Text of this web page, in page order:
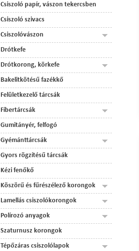
Csiszoló papír, vászon tekercsben
Csiszoló szivacs
Csiszolóvászon
Drótkefe
Drótkorong, körkefe
Bakelitkötésű fazékkő
Felületkezelő tárcsák
Fíbertárcsák
Gumitányér, felfogó
Gyémánttárcsák
Gyors rögzítésű tárcsák
Kézi fenőkő
Köszörű és fűrészélező korongok
Lamellás csiszolókorongok
Polírozó anyagok
Szaturnusz korongok
Tépőzáras csiszolólapok